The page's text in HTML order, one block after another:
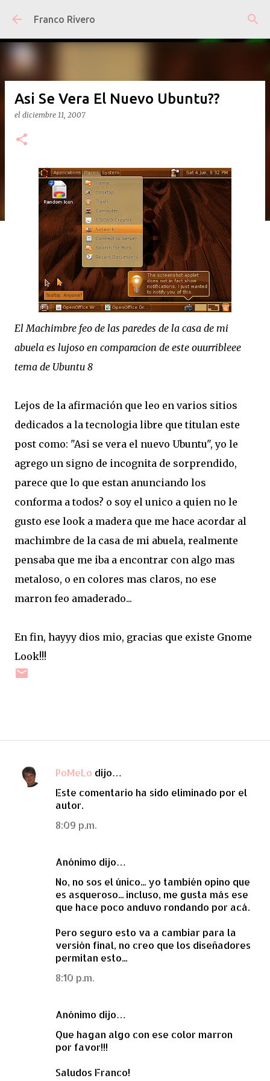
Ir al contenido principal
Franco Rivero
Asi Se Vera El Nuevo Ubuntu??
el diciembre 11, 2007
El Machimbre feo de las paredes de la casa de mi
abuela es lujoso en comparacion de este ouurribleee
tema de Ubuntu 8
Lejos de la afirmación que leo en varios sitios
dedicados a la tecnologia libre que titulan este
post como: "Asi se vera el nuevo Ubuntu", yo le
agrego un signo de incognita de sorprendido,
parece que lo que estan anunciando los
conforma a todos? o soy el unico a quien no le
gusto ese look a madera que me hace acordar al
machimbre de la casa de mi abuela, realmente
pensaba que me iba a encontrar con algo mas
metaloso, o en colores mas claros, no ese
marron feo amaderado...
En fin, hayyy dios mio, gracias que existe Gnome
Look!!!
C
PoMeLo dijo…
Este comentario ha sido eliminado por el
autor.
8:09 p.m.
Anónimo dijo…
No, no sos el único... yo también opino que
es asqueroso... incluso, me gusta más ese
que hace poco anduvo rondando por acá.
Pero seguro esto va a cambiar para la
versión final, no creo que los diseñadores
permitan esto...
8:10 p.m.
Anónimo dijo…
Que hagan algo con ese color marron
por favor!!!
Saludos Franco!